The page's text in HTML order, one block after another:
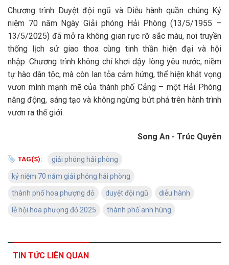
Chương trình Duyệt đội ngũ và Diễu hành quần chúng Kỷ
niệm 70 năm Ngày Giải phóng Hải Phòng (13/5/1955 –
13/5/2025) đã mở ra không gian rực rỡ sắc màu, nơi truyền
thống lịch sử giao thoa cùng tinh thần hiện đại và hội
nhập. Chương trình không chỉ khơi dậy lòng yêu nước, niềm
tự hào dân tộc, mà còn lan tỏa cảm hứng, thể hiện khát vọng
vươn mình mạnh mẽ của thành phố Cảng – một Hải Phòng
năng động, sáng tạo và không ngừng bứt phá trên hành trình
vươn ra thế giới.
Song An - Trúc Quyên
TAG(S): giải phóng hải phòng
kỷ niệm 70 năm giải phỏng hải phòng
thành phố hoa phượng đỏ duyệt đội ngũ diễu hành
lễ hội hoa phượng đỏ 2025 thành phố anh hùng
TIN TỨC LIÊN QUAN